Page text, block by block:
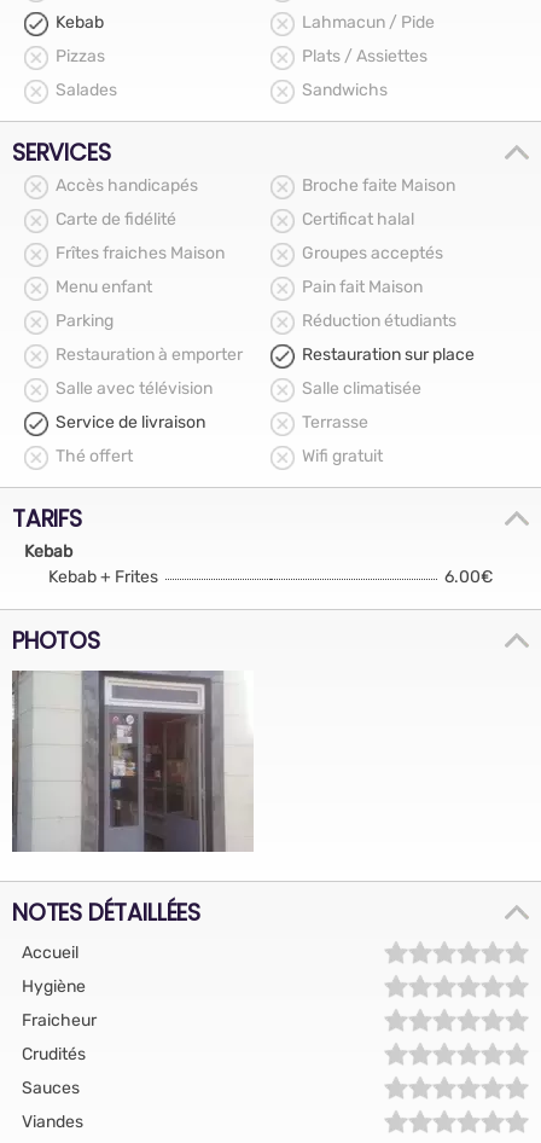
Kebab
Lahmacun / Pide
Pizzas
Plats / Assiettes
Salades
Sandwichs
SERVICES
Accès handicapés
Broche faite Maison
Carte de fidélité
Certificat halal
Frîtes fraiches Maison
Groupes acceptés
Menu enfant
Pain fait Maison
Parking
Réduction étudiants
Restauration à emporter
Restauration sur place
Salle avec télévision
Salle climatisée
Service de livraison
Terrasse
Thé offert
Wifi gratuit
TARIFS
Kebab
Kebab + Frites
6.00€
PHOTOS
NOTES DÉTAILLÉES
Accueil
Hygiène
Fraicheur
Crudités
Sauces
Viandes